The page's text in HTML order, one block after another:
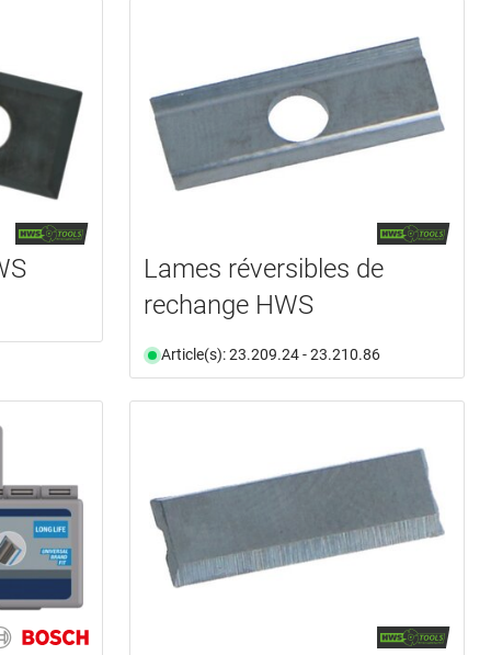
Lames réversibles de
rechange HWS
Article(s): 23.209.24 - 23.210.86